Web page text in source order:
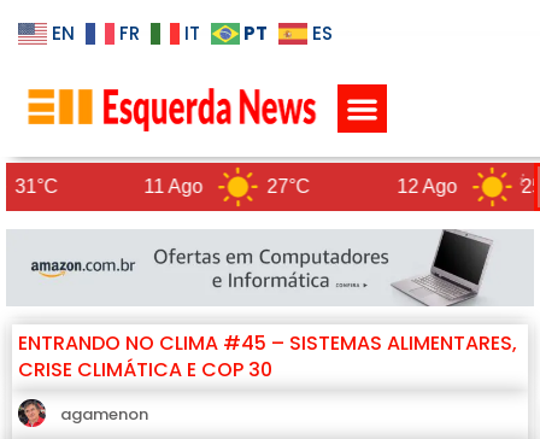
27°C 12 Ago 25°C
ENTRANDO NO CLIMA #45 – SISTEMAS ALIMENTARES,
CRISE CLIMÁTICA E COP 30
agamenon
EN FR IT PT ES